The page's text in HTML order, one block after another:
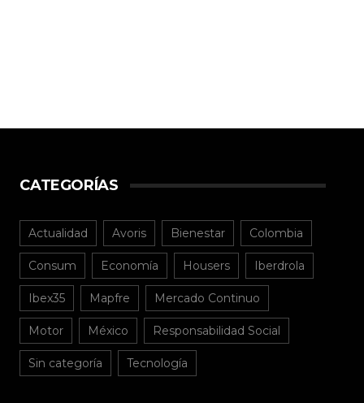
CATEGORÍAS
Actualidad Avoris Bienestar Colombia
Consum Economía Housers Iberdrola
Ibex35 Mapfre Mercado Continuo
Motor México Responsabilidad Social
Sin categoría Tecnología